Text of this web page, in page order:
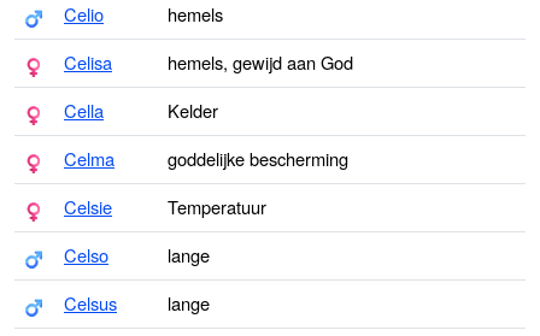
Celio
hemels
Celisa
hemels, gewijd aan God
Cella
Kelder
Celma
goddelijke bescherming
Celsie
Temperatuur
Celso
lange
Celsus
lange